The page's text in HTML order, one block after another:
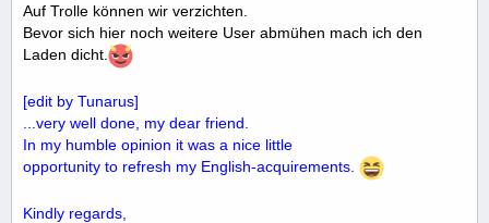
Auf Trolle können wir verzichten.
Bevor sich hier noch weitere User abmühen mach ich den
Laden dicht.
[edit by Tunarus]
...very well done, my dear friend.
In my humble opinion it was a nice little
opportunity to refresh my English-acquirements.
Kindly regards,